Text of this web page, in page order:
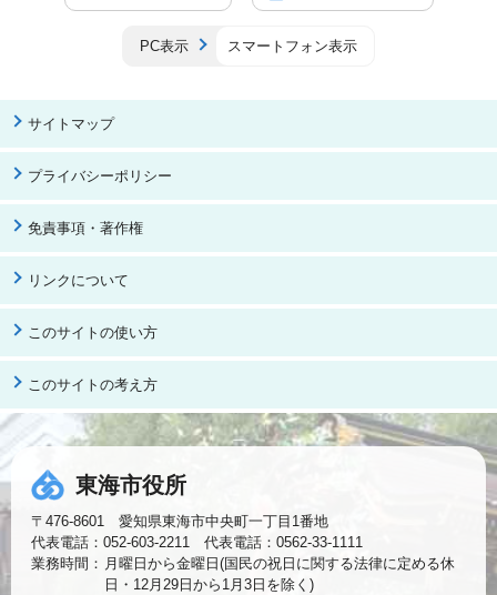
PC表示 スマートフォン表示
サイトマップ
プライバシーポリシー
免責事項・著作権
リンクについて
このサイトの使い方
このサイトの考え方
東海市役所
〒476-8601 愛知県東海市中央町一丁目1番地
代表電話：052-603-2211 代表電話：0562-33-1111
業務時間： 月曜日から金曜日(国民の祝日に関する法律に定める休
日・12月29日から1月3日を除く)